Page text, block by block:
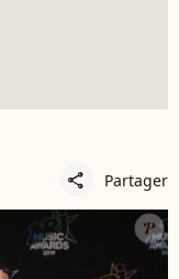
share Partager